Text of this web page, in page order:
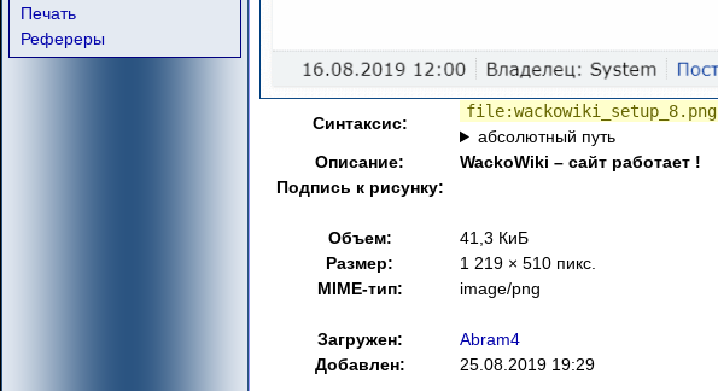
Печать
Рефереры
Синтаксис:
file:wackowiki_setup_8.png
абсолютный путь
Описание:
WackoWiki – сайт работает !
Подпись к рисунку:
Объем:
41,3 КиБ
Размер:
1 219 × 510 пикс.
MIME-тип:
image/png
Загружен:
Abram4
Добавлен:
25.08.2019 19:29